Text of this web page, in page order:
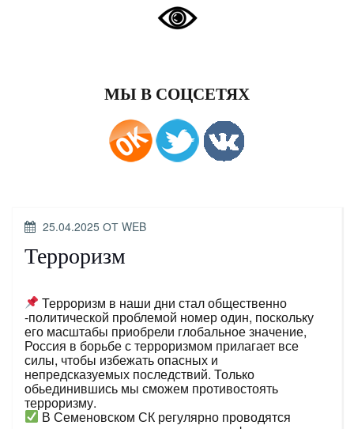
МЫ В СОЦСЕТЯХ
ОПУБЛИКОВАНО
25.04.2025 ОТ WEB
Терроризм
Терроризм в наши дни стал общественно
-политической проблемой номер один, поскольку
его масштабы приобрели глобальное значение,
Россия в борьбе с терроризмом прилагает все
силы, чтобы избежать опасных и
непредсказуемых последствий. Только
обьединившись мы сможем противостоять
терроризму.
В Семеновском СК регулярно проводятся